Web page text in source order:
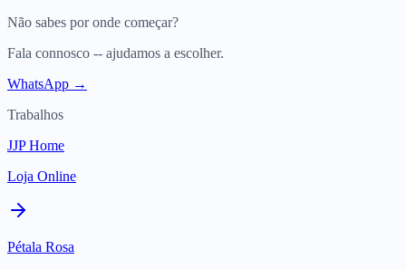
Não sabes por onde começar?
Fala connosco -- ajudamos a escolher.
WhatsApp →
Trabalhos
JJP Home
Loja Online
Pétala Rosa